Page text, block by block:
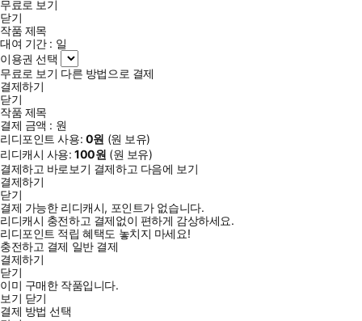
무료로 보기
닫기
작품 제목
대여 기간 : 일
이용권 선택
무료로 보기 다른 방법으로 결제
결제하기
닫기
작품 제목
결제 금액 : 원
리디포인트 사용: 0원 (원 보유)
리디캐시 사용:100원 (원 보유)
결제하고 바로보기 결제하고 다음에 보기
결제하기
닫기
결제 가능한 리디캐시, 포인트가 없습니다.
리디캐시 충전하고 결제없이 편하게 감상하세요.
리디포인트 적립 혜택도 놓치지 마세요!
충전하고 결제 일반 결제
결제하기
닫기
이미 구매한 작품입니다.
보기 닫기
결제 방법 선택